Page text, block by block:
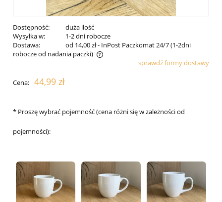
Dostępność:
duża ilość
Wysyłka w:
1-2 dni robocze
Dostawa:
od 14,00 zł- InPost Paczkomat 24/7 (1-2dni
robocze od nadania paczki)
Cena nie zawiera ewentualnych kosztów płatnościsprawdź formy dostawy
Cena: 44,99 zł
* Proszę wybrać pojemność (cena różni się w zależności od
pojemności):